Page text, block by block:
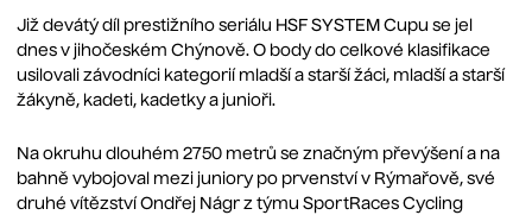
Již devátý díl prestižního seriálu HSF SYSTEM Cupu se jel
dnes v jihočeském Chýnově. O body do celkové klasifikace
usilovali závodníci kategorií mladší a starší žáci, mladší a starší
žákyně, kadeti, kadetky a junioři.
Na okruhu dlouhém 2750 metrů se značným převýšení a na
bahně vybojoval mezi juniory po prvenství v Rýmařově, své
druhé vítězství Ondřej Nágr z týmu SportRaces Cycling